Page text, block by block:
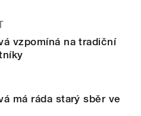
vzpomíná na tradiční
má ráda starý sběr ve